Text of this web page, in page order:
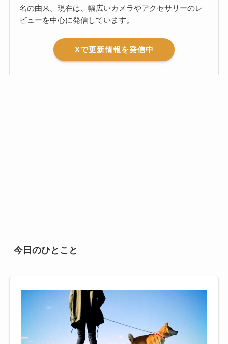
名の由来。現在は、幅広いカメラやアクセサリーのレ
ビューを中心に発信しています。
Xで更新情報を発信中
今日のひとこと